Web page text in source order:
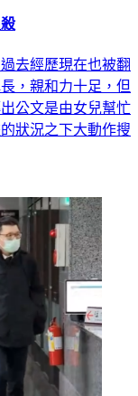
去經歷現在也被翻
，親和力十足，但
公文是由女兒幫忙
狀況之下大動作搜